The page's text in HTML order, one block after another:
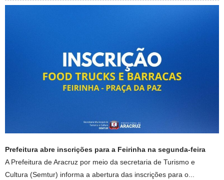
Prefeitura abre inscrições para a Feirinha na segunda-feira
A Prefeitura de Aracruz por meio da secretaria de Turismo e
Cultura (Semtur) informa a abertura das inscrições para o...